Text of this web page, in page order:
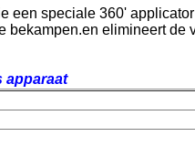
een speciale 360'
elimineert de
apparaat